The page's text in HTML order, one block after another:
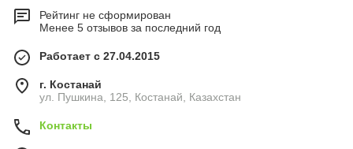
Рейтинг не сформирован
Менее 5 отзывов за последний год
Работает с 27.04.2015
г. Костанай
ул. Пушкина, 125, Костанай, Казахстан
Контакты